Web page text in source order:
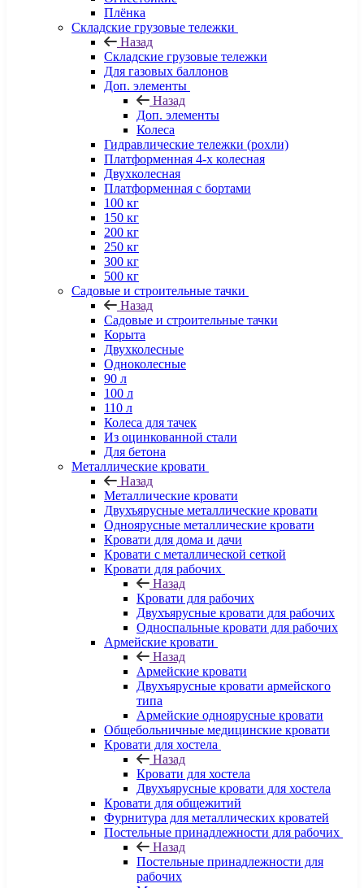
Плёнка
Складские грузовые тележки
Назад
Складские грузовые тележки
Для газовых баллонов
Доп. элементы
Назад
Доп. элементы
Колеса
Гидравлические тележки (рохли)
Платформенная 4-х колесная
Двухколесная
Платформенная с бортами
100 кг
150 кг
200 кг
250 кг
300 кг
500 кг
Садовые и строительные тачки
Назад
Садовые и строительные тачки
Корыта
Двухколесные
Одноколесные
90 л
100 л
110 л
Колеса для тачек
Из оцинкованной стали
Для бетона
Металлические кровати
Назад
Металлические кровати
Двухъярусные металлические кровати
Одноярусные металлические кровати
Кровати для дома и дачи
Кровати с металлической сеткой
Кровати для рабочих
Назад
Кровати для рабочих
Двухъярусные кровати для рабочих
Односпальные кровати для рабочих
Армейские кровати
Назад
Армейские кровати
Двухъярусные кровати армейского
типа
Армейские одноярусные кровати
Общебольничные медицинские кровати
Кровати для хостела
Назад
Кровати для хостела
Двухъярусные кровати для хостела
Кровати для общежитий
Фурнитура для металлических кроватей
Постельные принадлежности для рабочих
Назад
Постельные принадлежности для
рабочих